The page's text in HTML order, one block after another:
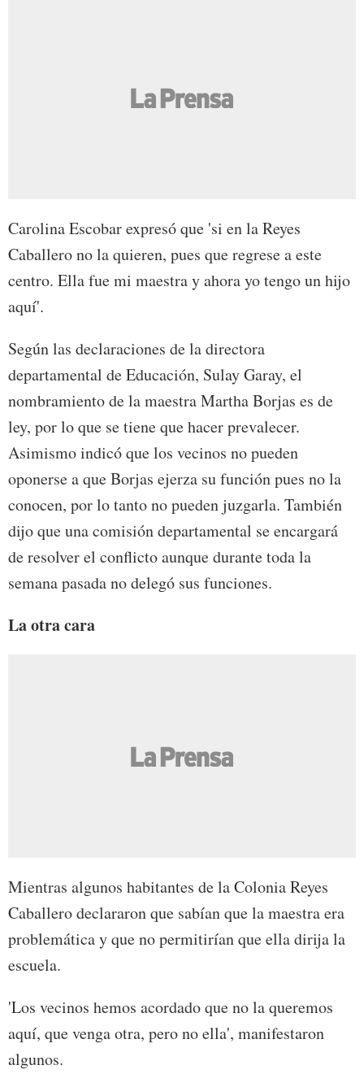
Carolina Escobar expresó que 'si en la Reyes
Caballero no la quieren, pues que regrese a este
centro. Ella fue mi maestra y ahora yo tengo un hijo
aquí'.
Según las declaraciones de la directora
departamental de Educación, Sulay Garay, el
nombramiento de la maestra Martha Borjas es de
ley, por lo que se tiene que hacer prevalecer.
Asimismo indicó que los vecinos no pueden
oponerse a que Borjas ejerza su función pues no la
conocen, por lo tanto no pueden juzgarla. También
dijo que una comisión departamental se encargará
de resolver el conflicto aunque durante toda la
semana pasada no delegó sus funciones.
La otra cara
Mientras algunos habitantes de la Colonia Reyes
Caballero declararon que sabían que la maestra era
problemática y que no permitirían que ella dirija la
escuela.
'Los vecinos hemos acordado que no la queremos
aquí, que venga otra, pero no ella', manifestaron
algunos.